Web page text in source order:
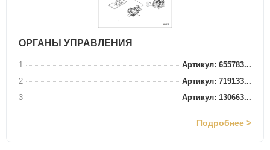
ОРГАНЫ УПРАВЛЕНИЯ
1
Артикул: 655783...
2
Артикул: 719133...
3
Артикул: 130663...
Подробнее >